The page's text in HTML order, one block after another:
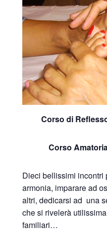
Corso di
Corso
Dieci bellissimi incontri
armonia, imparare ad
altri, dedicarsi ad una
che si rivelerà
familiari…